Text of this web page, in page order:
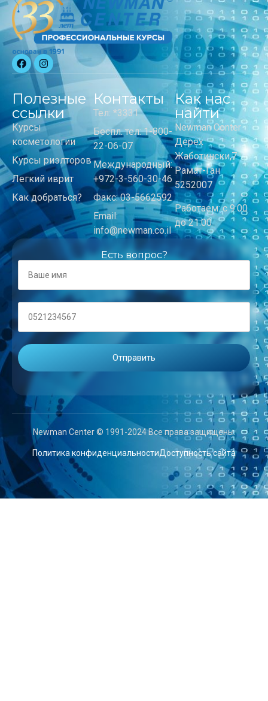
Полезные
ссылки
Курсы
косметологии
Курсы риэлторов
Легкий иврит
Как добраться?
Контакты
Тел: *3331
Беспл. тел: 1-800-
22-06-07
Международный:
+972-3-560-30-46
Факс: 03-5662592
Email:
info@newman.co.il
Как нас
найти
Newman Center
Дерех
Жаботински,7
Рамат-Ган
5252007
Работаем: с 9:00
до 21:00
Есть вопрос?
Newman Center © 1991-2024 Все права защищены.
Политика конфиденциальностиДоступность сайта